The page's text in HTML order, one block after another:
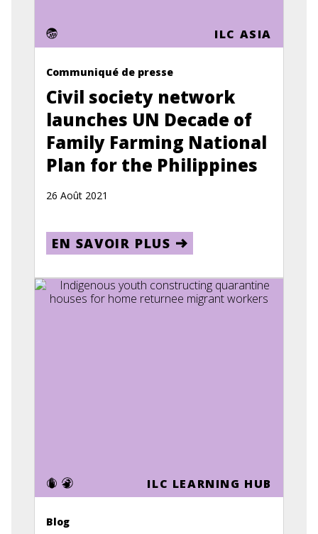
ILC ASIA
Communiqué de presse
Civil society network
launches UN Decade of
Family Farming National
Plan for the Philippines
26 Août 2021
EN SAVOIR PLUS
ILC LEARNING HUB
Blog